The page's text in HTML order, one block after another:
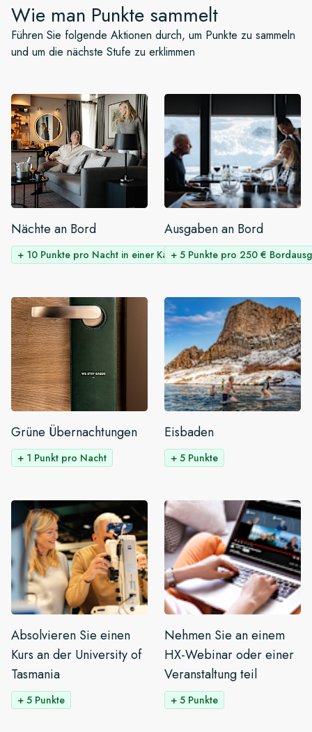
Wie man Punkte sammelt
Führen Sie folgende Aktionen durch, um Punkte zu sammeln
und um die nächste Stufe zu erklimmen
Nächte an Bord
+ 10 Punkte pro Nacht in einer Kabine
Ausgaben an Bord
+ 5 Punkte pro 250 €
Grüne Übernachtungen
+ 1 Punkt pro Nacht
Eisbaden
+ 5 Punkte
Absolvieren Sie einen
Kurs an der University of
Tasmania
+ 5 Punkte
Nehmen Sie an einem
HX-Webinar oder einer
Veranstaltung teil
+ 5 Punkte